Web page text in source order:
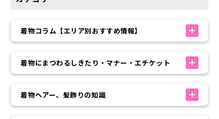
着物コラム【エリア別おすすめ情報】
着物にまつわるしきたり・マナー・エチケット
着物ヘアー、髪飾りの知識